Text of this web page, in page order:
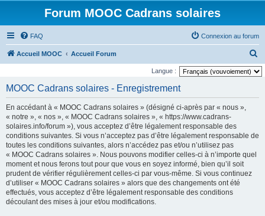
Forum MOOC Cadrans solaires
FAQ Connexion au forum
Accueil MOOC Accueil Forum
e
Langue :
MOOC Cadrans solaires - Enregistrement
En accédant à « MOOC Cadrans solaires » (désigné ci-après par « nous »,
« notre », « nos », « MOOC Cadrans solaires », « https://www.cadrans-
solaires.info/forum »), vous acceptez d’être légalement responsable des
conditions suivantes. Si vous n’acceptez pas d’être légalement responsable de
toutes les conditions suivantes, alors n’accédez pas et/ou n’utilisez pas
« MOOC Cadrans solaires ». Nous pouvons modifier celles-ci à n’importe quel
moment et nous ferons tout pour que vous en soyez informé, bien qu’il soit
prudent de vérifier régulièrement celles-ci par vous-même. Si vous continuez
d’utiliser « MOOC Cadrans solaires » alors que des changements ont été
effectués, vous acceptez d’être légalement responsable des conditions
découlant des mises à jour et/ou modifications.